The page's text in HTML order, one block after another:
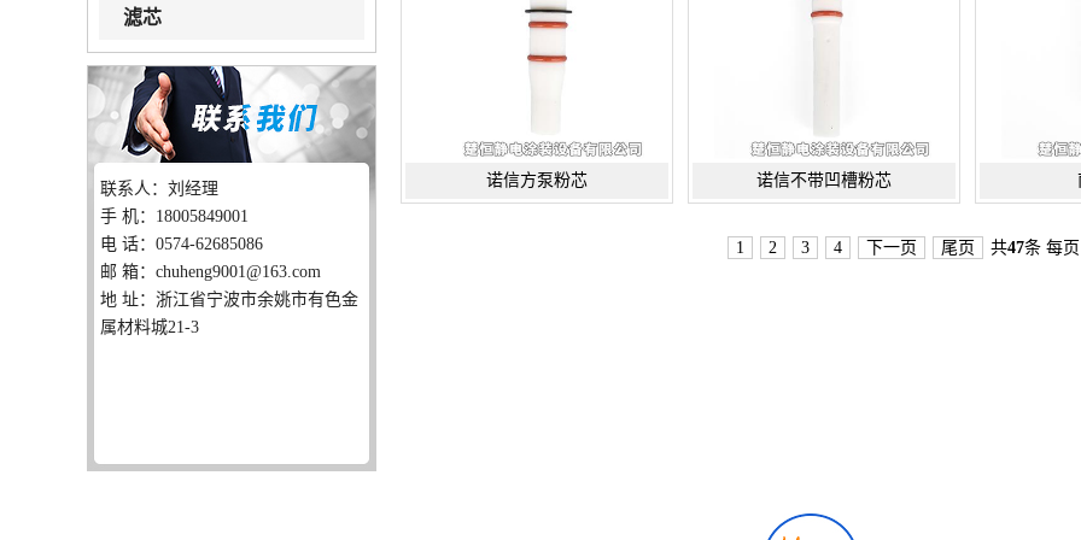
滤芯
联系人：刘经理
手 机：18005849001
电 话：0574-62685086
邮 箱：chuheng9001@163.com
地 址：浙江省宁波市余姚市有色金
属材料城21-3
诺信方泵粉芯 诺信不带凹槽粉芯
1 2 3 4 下一页 尾页 共47条 每页